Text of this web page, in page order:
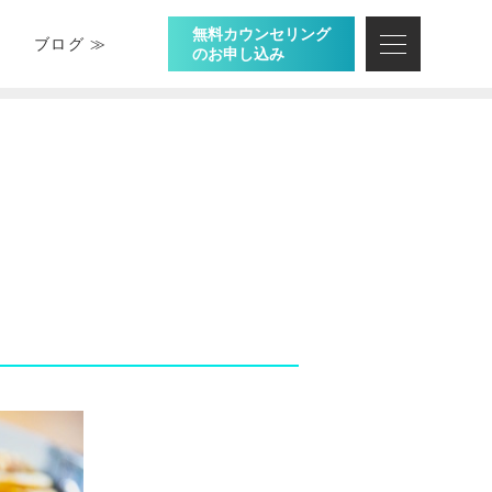
ブログ ≫
無料カウンセリング
のお申し込み